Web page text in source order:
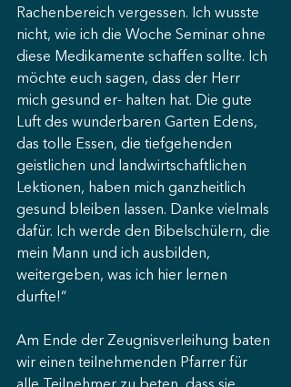
Rachenbereich vergessen. Ich wusste
nicht, wie ich die Woche Seminar ohne
diese Medikamente schaffen sollte. Ich
möchte euch sagen, dass der Herr
mich gesund er- halten hat. Die gute
Luft des wunderbaren Garten Edens,
das tolle Essen, die tiefgehenden
geistlichen und landwirtschaftlichen
Lektionen, haben mich ganzheitlich
gesund bleiben lassen. Danke vielmals
dafür. Ich werde den Bibelschülern, die
mein Mann und ich ausbilden,
weitergeben, was ich hier lernen
durfte!“
Am Ende der Zeugnisverleihung baten
wir einen teilnehmenden Pfarrer für